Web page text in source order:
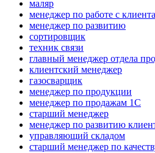
маляр
менеджер по работе с
менеджер по развитию
сортировщик
техник связи
главный менеджер отдела
клиентский менеджер
газосварщик
менеджер по продукции
менеджер по продажам 1С
старший менеджер
менеджер по развитию
управляющий складом
старший менеджер по